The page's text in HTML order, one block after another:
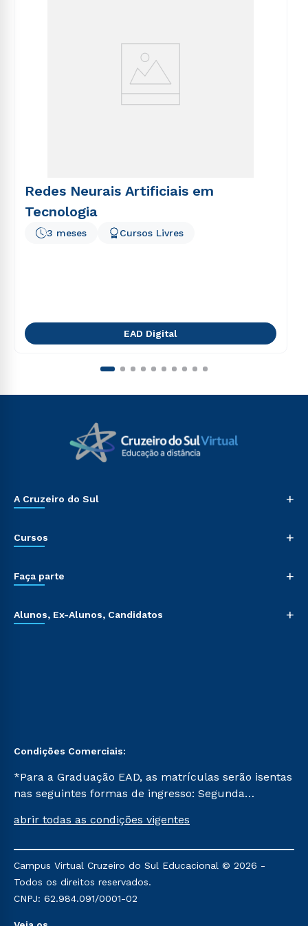
Redes Neurais Artificiais em
Tecnologia
3 meses Cursos Livres
EAD Digital
A Cruzeiro do Sul +
Cursos +
Faça parte +
Alunos, Ex-Alunos, Candidatos +
Condições Comerciais:
*Para a Graduação EAD, as matrículas serão isentas
nas seguintes formas de ingresso: Segunda
Já para as demais, a taxa de matrícula será de R$
mencionadas são referentes aos cursos: Ensino
Religioso, Geografia para a Docência e Metodologia
do Ensino de História: Questões Atuais.
abrir todas as condições vigentes
Campus Virtual Cruzeiro do Sul Educacional © 2026 -
Todos os direitos reservados.
CNPJ: 62.984.091/0001-02